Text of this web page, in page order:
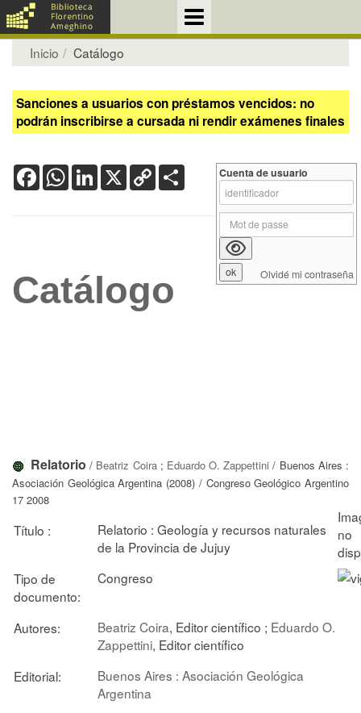
Inicio Catálogo
Sanciones a usuarios con préstamos vencidos: no
podrán inscribirse a cursada ni rendir exámenes finales
FacebookWhatsApp
LinkedIn
X Copy
Link
Catálogo
Relatorio / Beatriz Coira; Eduardo O. Zappettini / Buenos Aires :
Asociación Geológica Argentina (2008) / Congreso Geológico Argentino
17 2008
Título :
Relatorio : Geología y recursos naturales
de la Provincia de Jujuy
Tipo de
documento:
Congreso
Autores: Beatriz Coira, Editor científico ; Eduardo O.
Zappettini, Editor científico
Editorial:
Buenos Aires : Asociación Geológica
Argentina
Cuenta de usuario
Olvidé mi contraseña